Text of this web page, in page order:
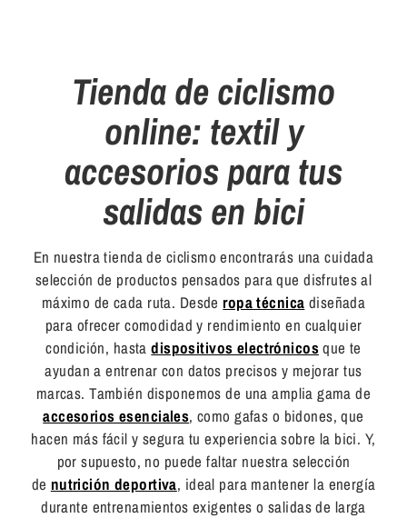
Tienda de ciclismo
online: textil y
accesorios para tus
salidas en bici
En nuestra tienda de ciclismo encontrarás una cuidada
selección de productos pensados para que disfrutes al
máximo de cada ruta. Desde ropa técnica diseñada
para ofrecer comodidad y rendimiento en cualquier
condición, hastadispositivos electrónicosque te
ayudan a entrenar con datos precisos y mejorar tus
marcas. También disponemos de una amplia gama de
accesorios esenciales, como gafas o bidones, que
hacen más fácil y segura tu experiencia sobre la bici. Y,
por supuesto, no puede faltar nuestra selección
de nutrición deportiva, ideal para mantener la energía
durante entrenamientos exigentes o salidas de larga